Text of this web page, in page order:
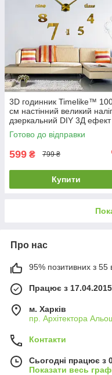
3D годинник Timelike™
см настінний великий
дзеркальний DIY 3Д ефект
Написи-G золотистий
Готово до відправки
599 ₴ 799 ₴
Купити
Про нас
95% позитивних з 55
Працює з 17.04.2015
м. Харків
пр. Архітектора
Контакти
Сьогодні працює з
Показати весь